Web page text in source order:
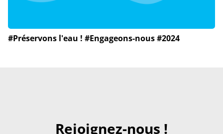
#Préservons l'eau ! #Engageons-nous #2024
Rejoignez-nous !